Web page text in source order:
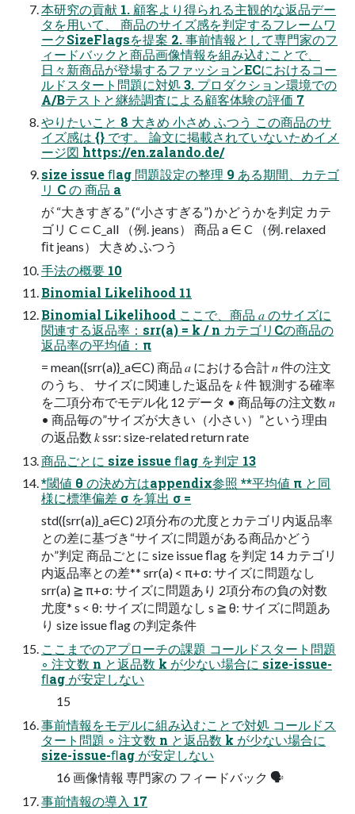
本研究の貢献 1. 顧客より得られる主観的な返品デー
タを用いて、 商品のサイズ感を判定するフレームワ
ークSizeFlagsを提案 2. 事前情報として専門家のフ
ィードバックと商品画像情報を組み込むことで、
日々新商品が登場するファッションECにおけるコー
ルドスタート問題に対処 3. プロダクション環境での
A/Bテストと継続調査による顧客体験の評価 7
やりたいこと 8 大きめ 小さめ ふつう この商品のサ
イズ感は {} です。 論文に掲載されていないためイメ
ージ図 https://en.zalando.de/
size issue ﬂag 問題設定の整理 9 ある期間、カテゴ
リ C の 商品 a
が “大きすぎる” (“小さすぎる”) かどうかを判定 カテ
ゴリ C ⊂ C_all （例. jeans） 商品 a ∈ C （例. relaxed
ﬁt jeans） 大きめ ふつう
手法の概要 10
Binomial Likelihood 11
Binomial Likelihood ここで、商品 𝑎 のサイズに
関連する返品率：srr(a) = k / n カテゴリCの商品の
返品率の平均値：π
= mean({srr(a)}_a∈C) 商品 𝑎 における合計 𝑛 件の注文
のうち、 サイズに関連した返品を 𝑘 件 観測する確率
を二項分布でモデル化 12 データ • 商品毎の注文数 𝑛
• 商品毎の”サイズが大きい（小さい）”という理由
の返品数 𝑘 ssr: size-related return rate
商品ごとに size issue ﬂag を判定 13
*閾値 θ の決め方はappendix参照 **平均値 π と同
様に標準偏差 σ を算出 σ =
std({srr(a)}_a∈C) 2項分布の尤度とカテゴリ内返品率
との差に基づき“サイズに問題がある商品かどう
か”判定 商品ごとに size issue ﬂag を判定 14 カテゴリ
内返品率との差** srr(a) < π+σ: サイズに問題なし
srr(a) ≧ π+σ: サイズに問題あり 2項分布の負の対数
尤度* s < θ: サイズに問題なし s ≧ θ: サイズに問題あ
り size issue ﬂag の判定条件
ここまでのアプローチの課題 コールドスタート問題
◦ 注文数 n と返品数 k が少ない場合に size-issue-
ﬂag が安定しない
15
事前情報をモデルに組み込むことで対処 コールドス
タート問題 ◦ 注文数 n と返品数 k が少ない場合に
size-issue-ﬂag が安定しない
16 画像情報 専門家の フィードバック 🗣
事前情報の導入 17